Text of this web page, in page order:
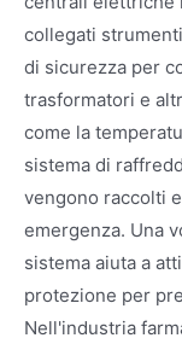
collegati
di sicurezza per
trasformatori e
come la
sistema di
vengono raccolti
emergenza. Una
sistema aiuta a
protezione per
Nell'industria